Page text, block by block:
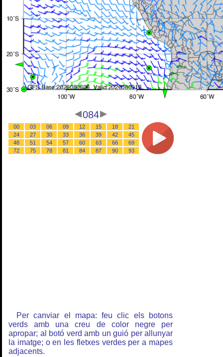
084
00 03 06 09 12 15 18
21
24
27 30 33 36 39 42
45
48
51 54 57 60 63 66
69
72
75 78 81 84 87 90 93
Per canviar el mapa: feu clic els botons
verds amb una creu de color negre per
apropar; al botó verd amb un guió per allunyar
la imatge; o en les fletxes verdes per a mapes
adjacents.